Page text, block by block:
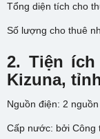
Tổng diện tích cho
Số lượng cho thuê
2. Tiện
Kizuna,
Nguồn điện: 2
Cấp nước: bởi Công